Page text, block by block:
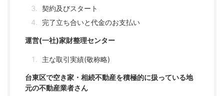
契約及びスタート
完了立ち合いと代金のお支払い
運営(一社)家財整理センター
主な取引実績(敬称略)
台東区で空き家・相続不動産を積極的に扱っている地
元の不動産業者さん